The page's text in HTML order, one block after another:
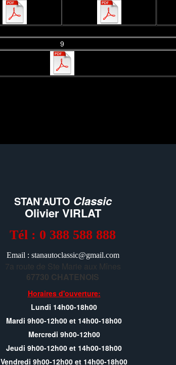
9
STAN'AUTO Classic
Olivier VIRLAT
Tél : 0 388 588 888
Email : stanautoclassic@gmail.com
7a route de Ste Marie aux Mînes
67730 CHATENOIS
Horaires d'ouverture:
Lundi 14h00-18h00
Mardi 9h00-12h00 et 14h00-18h00
Mercredi 9h00-12h00
Jeudi 9h00-12h00 et 14h00-18h00
Vendredi 9h00-12h00 et 14h00-18h00